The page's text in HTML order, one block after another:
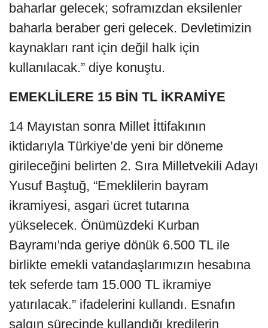
baharlar gelecek; soframızdan eksilenler
baharla beraber geri gelecek. Devletimizin
kaynakları rant için değil halk için
kullanılacak.” diye konuştu.
EMEKLİLERE 15 BİN TL İKRAMİYE
14 Mayıstan sonra Millet İttifakının
iktidarıyla Türkiye’de yeni bir döneme
girileceğini belirten 2. Sıra Milletvekili Adayı
Yusuf Baştuğ, “Emeklilerin bayram
ikramiyesi, asgari ücret tutarına
yükselecek. Önümüzdeki Kurban
Bayramı'nda geriye dönük 6.500 TL ile
birlikte emekli vatandaşlarımızın hesabına
tek seferde tam 15.000 TL ikramiye
yatırılacak.” ifadelerini kullandı. Esnafın
salgın sürecinde kullandığı kredilerin